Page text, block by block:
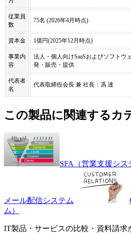
従業員
数
75名 (2026年4月時点)
資本金 1億円(2025年12月時点)
事業内
容
法人・個人向けSaaSおよびソフトウ
発・販売・提供
代表者
名
代表取締役会長 兼 社長：馮 達
この製品に関連するカ
SFA（営業支援シス
メール配信システム
ム）
IT製品・サービスの比較・資料請求